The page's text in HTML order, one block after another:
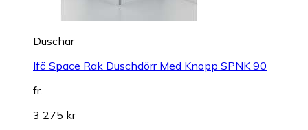
Duschar
Ifö Space Rak Duschdörr Med Knopp SPNK 90
fr.
3 275 kr